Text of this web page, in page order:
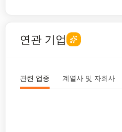
연관 기업
관련 업종 계열사 및 자회사